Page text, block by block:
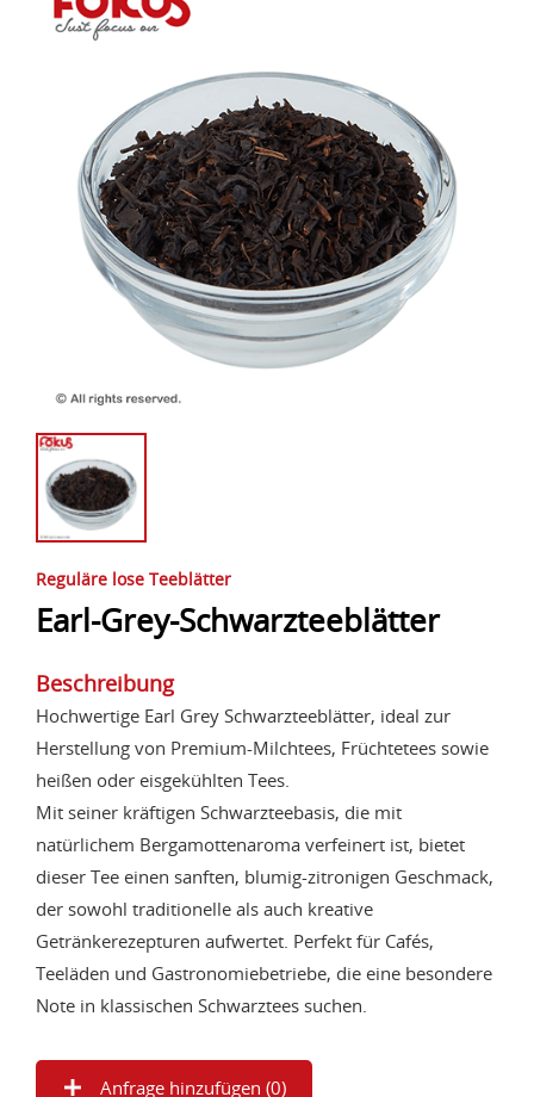
Reguläre lose Teeblätter
Earl-Grey-Schwarzteeblätter
Beschreibung
Hochwertige Earl Grey Schwarzteeblätter, ideal zur
Herstellung von Premium-Milchtees, Früchtetees sowie
heißen oder eisgekühlten Tees.
Mit seiner kräftigen Schwarzteebasis, die mit
natürlichem Bergamottenaroma verfeinert ist, bietet
dieser Tee einen sanften, blumig-zitronigen Geschmack,
der sowohl traditionelle als auch kreative
Getränkerezepturen aufwertet. Perfekt für Cafés,
Teeläden und Gastronomiebetriebe, die eine besondere
Note in klassischen Schwarztees suchen.
Anfrage hinzufügen (0)